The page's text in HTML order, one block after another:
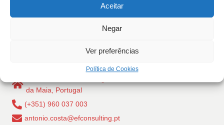
Aceitar
Negar
Ver preferências
Política de Cookies
da Maia, Portugal
(+351) 960 037 003
antonio.costa@efconsulting.pt